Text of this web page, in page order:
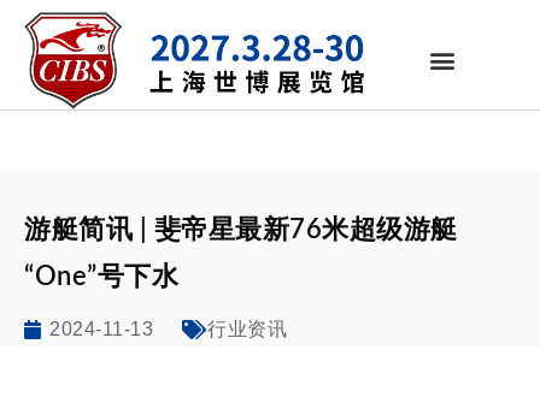
游艇简讯 | 斐帝星最新76米超级游艇
“One”号下水
2024-11-13 行业资讯